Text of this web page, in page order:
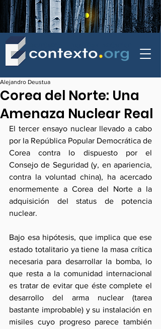
Corea del Norte: Una
Amenaza Nuclear Real
Alejandro Deustua
El tercer ensayo nuclear llevado a cabo
por la República Popular Democrática de
Corea contra lo dispuesto por el
Consejo de Seguridad (y, en apariencia,
contra la voluntad china), ha acercado
enormemente a Corea del Norte a la
adquisición del status de potencia
nuclear.
Bajo esa hipótesis, que implica que ese
estado totalitario ya tiene la masa crítica
necesaria para desarrollar la bomba, lo
que resta a la comunidad internacional
es tratar de evitar que éste complete el
desarrollo del arma nuclear (tarea
bastante improbable) y su instalación en
misiles cuyo progreso parece también